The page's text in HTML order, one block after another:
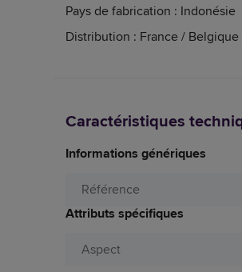
Pays de fabrication : Indonésie
Distribution : France /
Caractéristiques
Informations génériques
Référence
Attributs spécifiques
Aspect